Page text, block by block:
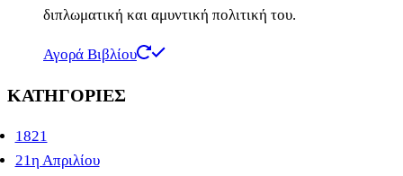
διπλωματική και αμυντική πολιτική του.
Αγορά Βιβλίου
ΚΑΤΗΓΟΡΊΕΣ
1821
21η Απριλίου